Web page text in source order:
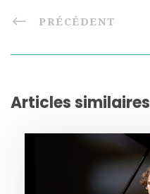
PRÉCÉDENT
Articles similaires